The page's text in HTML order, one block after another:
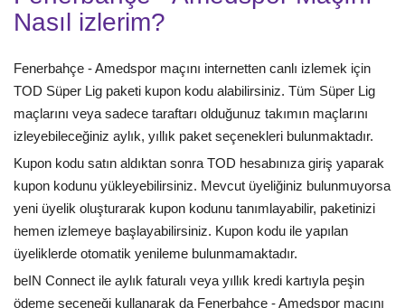
Nasıl izlerim?
Fenerbahçe - Amedspor maçını internetten canlı izlemek için
TOD Süper Lig paketi kupon kodu alabilirsiniz. Tüm Süper Lig
maçlarını veya sadece taraftarı olduğunuz takımın maçlarını
izleyebileceğiniz aylık, yıllık paket seçenekleri bulunmaktadır.
Kupon kodu satın aldıktan sonra TOD hesabınıza giriş yaparak
kupon kodunu yükleyebilirsiniz. Mevcut üyeliğiniz bulunmuyorsa
yeni üyelik oluşturarak kupon kodunu tanımlayabilir, paketinizi
hemen izlemeye başlayabilirsiniz. Kupon kodu ile yapılan
üyeliklerde otomatik yenileme bulunmamaktadır.
beIN Connect ile aylık faturalı veya yıllık kredi kartıyla peşin
ödeme seçeneği kullanarak da Fenerbahçe - Amedspor maçını